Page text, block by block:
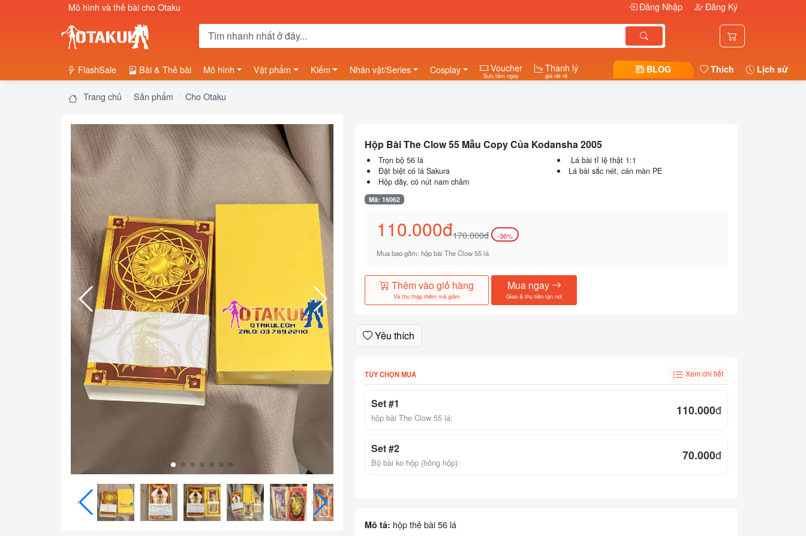
Mô hình và thẻ bài cho Otaku Đăng Nhập Đăng Ký
FlashSale Bài & Thẻ bài Mô hình Vật phẩm Kiếm Nhân vật/Series Cosplay Voucher
Sưu tầm ngay
Thanh lý
giá rất rẻ
BLOG Thích Lịch sử
Trang chủ Sản phẩm Cho Otaku
Hộp Bài The Clow 55 Mẫu Copy Của Kodansha 2005
Trọn bộ 56 lá
Đặt biệt có lá Sakura
Hộp dầy, có nút nam châm
Lá bài tỉ lệ thật 1:1
Lá bài sắc nét, cán màn PE
Mã: 16062
110.000đ170.000đ
-36%
Mua bao gồm: hộp bài The Clow 55 lá
Thêm vào giỏ hàng
Và thu thập thêm mã giảm
Mua ngay
Giao & thu tiền tận nơi
Yêu thích
TÙY CHỌN MUA Xem chi tiết
Set #1
hộp bài The Clow 55 lá:
110.000đ
Set #2
Bộ bài ko hộp (hỏng hộp):
70.000đ
Mô tả: hộp thẻ bài 56 lá